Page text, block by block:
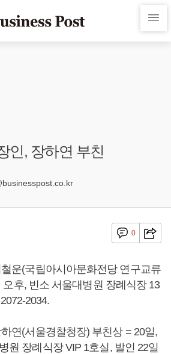
인, 장하연 부친
0
운(국립아시아문화전당 연구교류
오후, 빈소 서울대병원 장례식장 13
2034.
연(서울경찰청장) 부친상 = 20일,
원 장례식장 VIP 1호실, 발인 22일